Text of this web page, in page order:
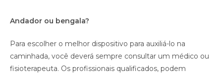
Andador ou bengala?
Para escolher o melhor dispositivo para auxiliá-lo na
caminhada, você deverá sempre consultar um médico ou
fisioterapeuta. Os profissionais qualificados, podem